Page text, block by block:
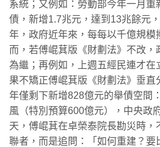
系統；又例如：勞動部今年一月重
債，新增1.7兆元，達到13兆餘元
年，政府近年來，每每以千億規模
而，若傅崐萁版《財劃法》不改，
為繼；再例如，上週五經民連才在
果不矯正傅崐萁版《財劃法》垂
年僅剩下新增828億元的舉債空間
風（特別預算600億元），中央政
天，傅崐萁在卓榮泰院長勘災時
聯者，而是追問：「如何重建？要